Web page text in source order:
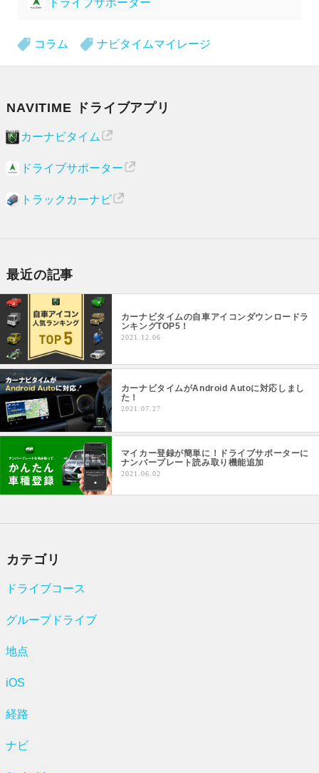
ドライブサポーター
コラム ナビタイムマイレージ
NAVITIME ドライブアプリ
カーナビタイム
ドライブサポーター
トラックカーナビ
最近の記事
カーナビタイムの自車アイコンダウンロードラ
ンキングTOP5！
2021.12.06
カーナビタイムがAndroid Autoに対応しまし
た！
2021.07.27
マイカー登録が簡単に！ドライブサポーターに
ナンバープレート読み取り機能追加
2021.06.02
カテゴリ
ドライブコース
グループドライブ
地点
iOS
経路
ナビ